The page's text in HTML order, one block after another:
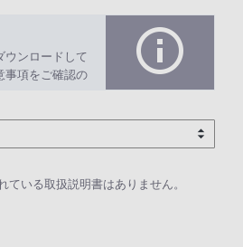
ウンロードして
事項をご確認の
いる取扱説明書はありません。